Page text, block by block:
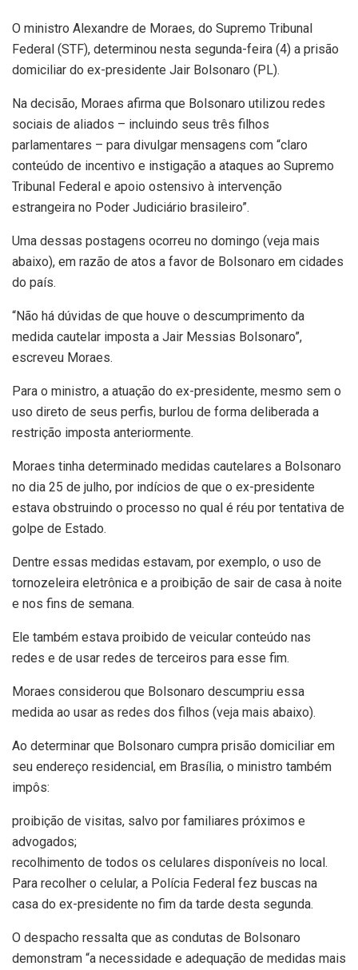
O ministro Alexandre de Moraes, do Supremo Tribunal
Federal (STF), determinou nesta segunda-feira (4) a prisão
domiciliar do ex-presidente Jair Bolsonaro (PL).
Na decisão, Moraes afirma que Bolsonaro utilizou redes
sociais de aliados – incluindo seus três filhos
parlamentares – para divulgar mensagens com “claro
conteúdo de incentivo e instigação a ataques ao Supremo
Tribunal Federal e apoio ostensivo à intervenção
estrangeira no Poder Judiciário brasileiro”.
Uma dessas postagens ocorreu no domingo (veja mais
abaixo), em razão de atos a favor de Bolsonaro em cidades
do país.
“Não há dúvidas de que houve o descumprimento da
medida cautelar imposta a Jair Messias Bolsonaro”,
escreveu Moraes.
Para o ministro, a atuação do ex-presidente, mesmo sem o
uso direto de seus perfis, burlou de forma deliberada a
restrição imposta anteriormente.
Moraes tinha determinado medidas cautelares a Bolsonaro
no dia 25 de julho, por indícios de que o ex-presidente
estava obstruindo o processo no qual é réu por tentativa de
golpe de Estado.
Dentre essas medidas estavam, por exemplo, o uso de
tornozeleira eletrônica e a proibição de sair de casa à noite
e nos fins de semana.
Ele também estava proibido de veicular conteúdo nas
redes e de usar redes de terceiros para esse fim.
Moraes considerou que Bolsonaro descumpriu essa
medida ao usar as redes dos filhos (veja mais abaixo).
Ao determinar que Bolsonaro cumpra prisão domiciliar em
seu endereço residencial, em Brasília, o ministro também
impôs:
proibição de visitas, salvo por familiares próximos e
advogados;
recolhimento de todos os celulares disponíveis no local.
Para recolher o celular, a Polícia Federal fez buscas na
casa do ex-presidente no fim da tarde desta segunda.
O despacho ressalta que as condutas de Bolsonaro
demonstram “a necessidade e adequação de medidas mais